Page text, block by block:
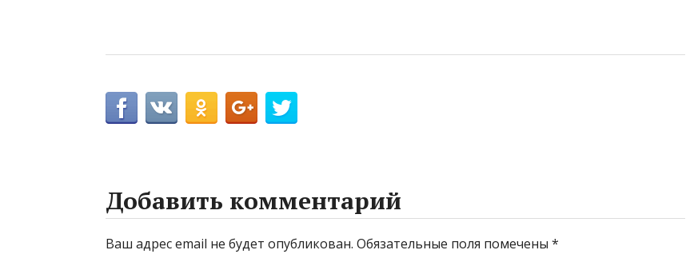
Добавить комментарий
Ваш адрес email не будет опубликован. Обязательные поля помечены *